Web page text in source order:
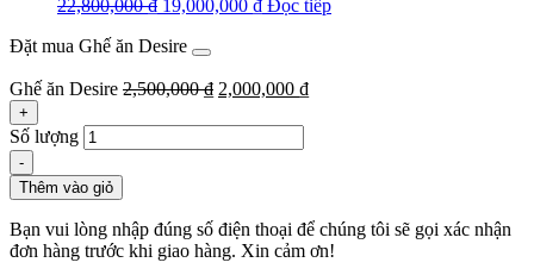
22,800,000₫ 19,000,000 ₫ Đọc tiếp
Đặt mua Ghế ăn Desire
Ghế ăn Desire 2,500,000₫ 2,000,000 ₫
+
Số lượng
-
Thêm vào giỏ
Bạn vui lòng nhập đúng số điện thoại để chúng tôi sẽ gọi xác nhận
đơn hàng trước khi giao hàng. Xin cảm ơn!